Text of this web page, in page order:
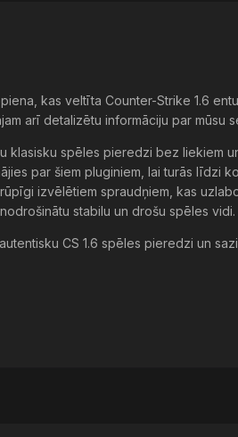
kas veltīta Counter-Strike 1.6
arī detalizētu informāciju par mūsu
klasisku spēles pieredzi bez liekiem
par šiem pluginiem, lai turās
izvēlētiem spraudņiem, kas
stabilu un drošu spēles vidi.
CS 1.6 spēles pieredzi un